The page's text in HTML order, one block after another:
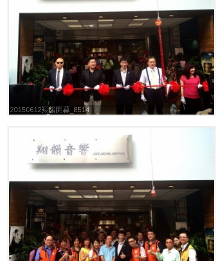
20150612翔韻開幕_8514